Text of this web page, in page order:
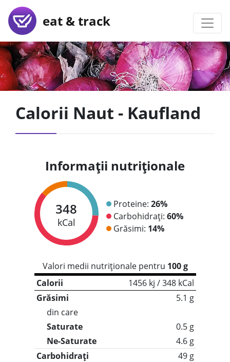
eat & track
Calorii Naut - Kaufland
Informații nutriționale
348
kCal
Proteine: 26%
Carbohidrați: 60%
Grăsimi: 14%
Valori medii nutriționale pentru 100 g
Calorii
1456 kj / 348 kCal
Grăsimi
5.1 g
din care
Saturate
0.5 g
Ne-Saturate
4.6 g
Carbohidrați
49 g